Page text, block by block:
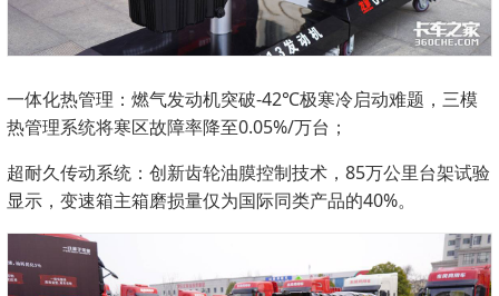
一体化热管理：燃气发动机突破-42℃极寒冷启动难题，三模
热管理系统将寒区故障率降至0.05%/万台；
超耐久传动系统：创新齿轮油膜控制技术，85万公里台架试验
显示，变速箱主箱磨损量仅为国际同类产品的40%。